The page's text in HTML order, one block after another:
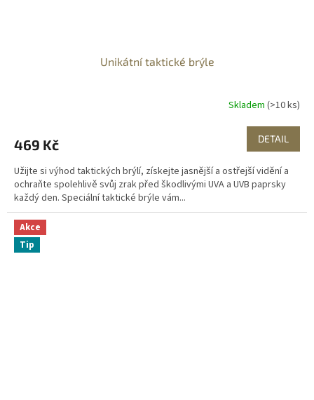
Unikátní taktické brýle
Skladem (>10 ks)
469 Kč DETAIL
Užijte si výhod taktických brýlí, získejte jasnější a ostřejší vidění a
ochraňte spolehlivě svůj zrak před škodlivými UVA a UVB paprsky
každý den. Speciální taktické brýle vám...
Akce
Tip